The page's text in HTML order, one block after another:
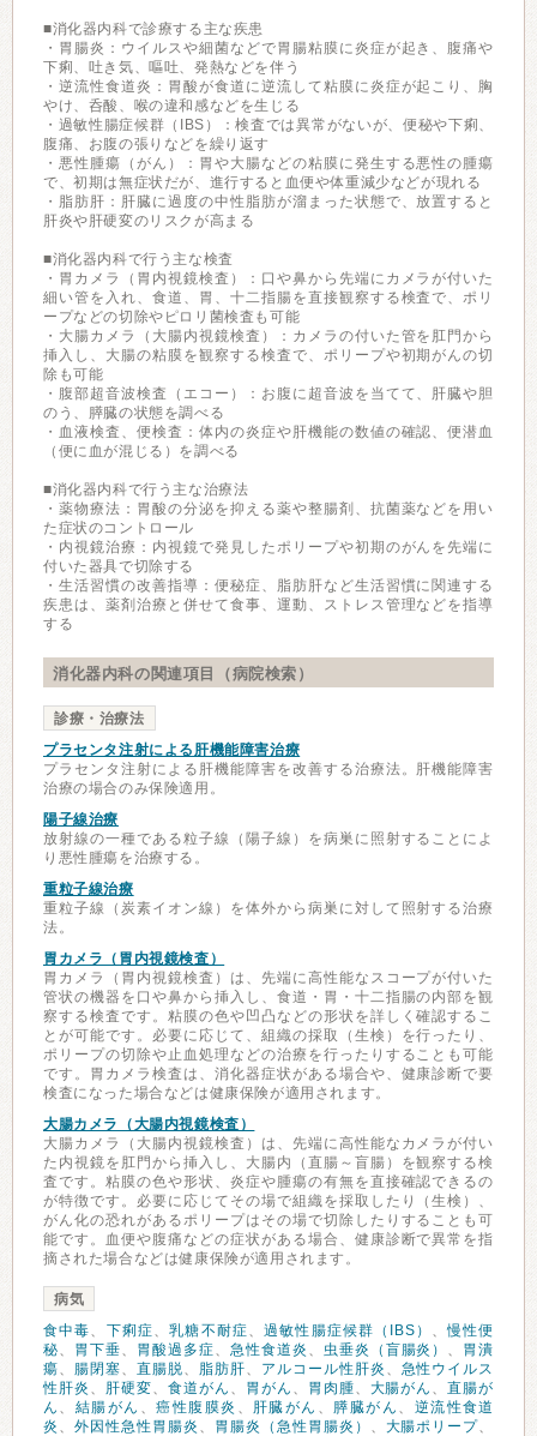
■消化器内科で診療する主な疾患
・胃腸炎：ウイルスや細菌などで胃腸粘膜に炎症が起き、腹痛や
下痢、吐き気、嘔吐、発熱などを伴う
・逆流性食道炎：胃酸が食道に逆流して粘膜に炎症が起こり、胸
やけ、呑酸、喉の違和感などを生じる
・過敏性腸症候群（IBS）：検査では異常がないが、便秘や下痢、
腹痛、お腹の張りなどを繰り返す
・悪性腫瘍（がん）：胃や大腸などの粘膜に発生する悪性の腫瘍
で、初期は無症状だが、進行すると血便や体重減少などが現れる
・脂肪肝：肝臓に過度の中性脂肪が溜まった状態で、放置すると
肝炎や肝硬変のリスクが高まる
■消化器内科で行う主な検査
・胃カメラ（胃内視鏡検査）：口や鼻から先端にカメラが付いた
細い管を入れ、食道、胃、十二指腸を直接観察する検査で、ポリ
ープなどの切除やピロリ菌検査も可能
・大腸カメラ（大腸内視鏡検査）：カメラの付いた管を肛門から
挿入し、大腸の粘膜を観察する検査で、ポリープや初期がんの切
除も可能
・腹部超音波検査（エコー）：お腹に超音波を当てて、肝臓や胆
のう、膵臓の状態を調べる
・血液検査、便検査：体内の炎症や肝機能の数値の確認、便潜血
（便に血が混じる）を調べる
■消化器内科で行う主な治療法
・薬物療法：胃酸の分泌を抑える薬や整腸剤、抗菌薬などを用い
た症状のコントロール
・内視鏡治療：内視鏡で発見したポリープや初期のがんを先端に
付いた器具で切除する
・生活習慣の改善指導：便秘症、脂肪肝など生活習慣に関連する
疾患は、薬剤治療と併せて食事、運動、ストレス管理などを指導
する
消化器内科の関連項目（病院検索）
診療・治療法
プラセンタ注射による肝機能障害治療
プラセンタ注射による肝機能障害を改善する治療法。肝機能障害
治療の場合のみ保険適用。
陽子線治療
放射線の一種である粒子線（陽子線）を病巣に照射することによ
り悪性腫瘍を治療する。
重粒子線治療
重粒子線（炭素イオン線）を体外から病巣に対して照射する治療
法。
胃カメラ（胃内視鏡検査）
胃カメラ（胃内視鏡検査）は、先端に高性能なスコープが付いた
管状の機器を口や鼻から挿入し、食道・胃・十二指腸の内部を観
察する検査です。粘膜の色や凹凸などの形状を詳しく確認するこ
とが可能です。必要に応じて、組織の採取（生検）を行ったり、
ポリープの切除や止血処理などの治療を行ったりすることも可能
です。胃カメラ検査は、消化器症状がある場合や、健康診断で要
検査になった場合などは健康保険が適用されます。
大腸カメラ（大腸内視鏡検査）
大腸カメラ（大腸内視鏡検査）は、先端に高性能なカメラが付い
た内視鏡を肛門から挿入し、大腸内（直腸～盲腸）を観察する検
査です。粘膜の色や形状、炎症や腫瘍の有無を直接確認できるの
が特徴です。必要に応じてその場で組織を採取したり（生検）、
がん化の恐れがあるポリープはその場で切除したりすることも可
能です。血便や腹痛などの症状がある場合、健康診断で異常を指
摘された場合などは健康保険が適用されます。
病気
食中毒、 下痢症、乳糖不耐症、過敏性腸症候群（IBS） 、慢性便
秘、 胃下垂、 胃酸過多症、 急性食道炎 、 虫垂炎（盲腸炎） 、 胃潰
瘍、 腸閉塞、 直腸脱、 脂肪肝、 アルコール性肝炎 、 急性ウイルス
性肝炎 、 肝硬変、 食道がん 、 胃がん 、 胃肉腫、 大腸がん 、直腸が
ん 、 結腸がん 、癌性腹膜炎 、 肝臓がん 、 膵臓がん 、 逆流性食道
炎 、 外因性急性胃腸炎 、 胃腸炎（急性胃腸炎） 、 大腸ポリープ、